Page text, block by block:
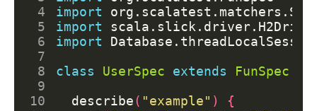
4
import
5
import
6
import
7
8
class UserSpec extends FunSpec
9
10
describe( "example" )
{